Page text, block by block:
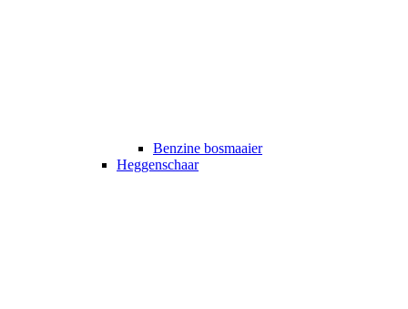
Benzine bosmaaier
Heggenschaar